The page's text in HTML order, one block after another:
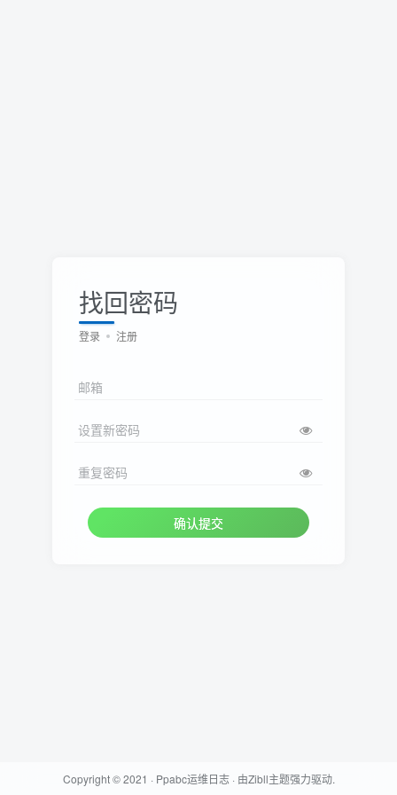
找回密码
登录 注册
邮箱
设置新密码
重复密码
确认提交
Copyright © 2021 · Ppabc运维日志· 由Zibll主题强力驱动.